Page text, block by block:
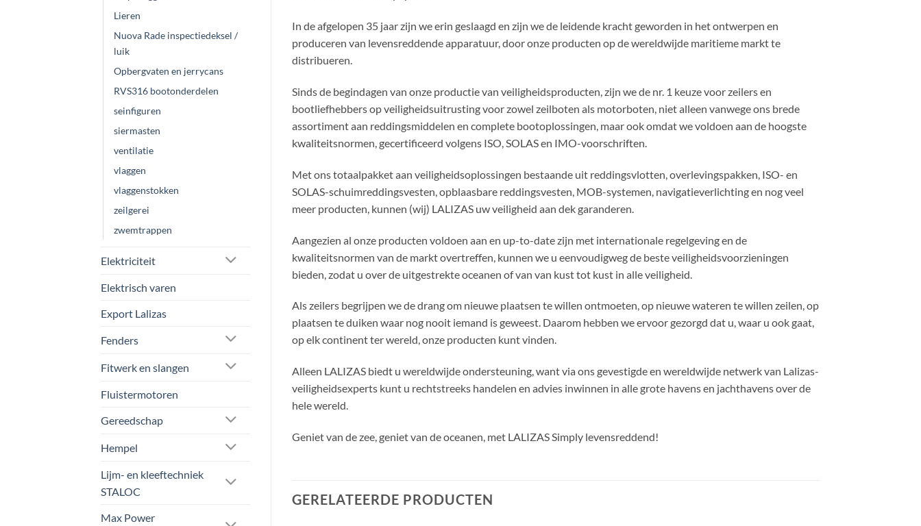
Lieren
Nuova Rade inspectiedeksel /
luik
Opbergvaten en jerrycans
RVS316 bootonderdelen
seinfiguren
siermasten
ventilatie
vlaggen
vlaggenstokken
zeilgerei
zwemtrappen
Elektriciteit
Elektrisch varen
Export Lalizas
Fenders
Fitwerk en slangen
Fluistermotoren
Gereedschap
Hempel
Lijm- en kleeftechniek
STALOC
Max Power
In de afgelopen 35 jaar zijn we erin geslaagd en zijn we de leidende kracht geworden in het ontwerpen en
produceren van levensreddende apparatuur, door onze producten op de wereldwijde maritieme markt te
distribueren.
Sinds de begindagen van onze productie van veiligheidsproducten, zijn we de nr. 1 keuze voor zeilers en
bootliefhebbers op veiligheidsuitrusting voor zowel zeilboten als motorboten, niet alleen vanwege ons brede
assortiment aan reddingsmiddelen en complete bootoplossingen, maar ook omdat we voldoen aan de hoogste
kwaliteitsnormen, gecertificeerd volgens ISO, SOLAS en IMO-voorschriften.
Met ons totaalpakket aan veiligheidsoplossingen bestaande uit reddingsvlotten, overlevingspakken, ISO- en
SOLAS-schuimreddingsvesten, opblaasbare reddingsvesten, MOB-systemen, navigatieverlichting en nog veel
meer producten, kunnen (wij) LALIZAS uw veiligheid aan dek garanderen.
Aangezien al onze producten voldoen aan en up-to-date zijn met internationale regelgeving en de
kwaliteitsnormen van de markt overtreffen, kunnen we u eenvoudigweg de beste veiligheidsvoorzieningen
bieden, zodat u over de uitgestrekte oceanen of van van kust tot kust in alle veiligheid.
Als zeilers begrijpen we de drang om nieuwe plaatsen te willen ontmoeten, op nieuwe wateren te willen zeilen, op
plaatsen te duiken waar nog nooit iemand is geweest. Daarom hebben we ervoor gezorgd dat u, waar u ook gaat,
op elk continent ter wereld, onze producten kunt vinden.
Alleen LALIZAS biedt u wereldwijde ondersteuning, want via ons gevestigde en wereldwijde netwerk van Lalizas-
veiligheidsexperts kunt u rechtstreeks handelen en advies inwinnen in alle grote havens en jachthavens over de
hele wereld.
Geniet van de zee, geniet van de oceanen, met LALIZAS Simply levensreddend!
GERELATEERDE PRODUCTEN